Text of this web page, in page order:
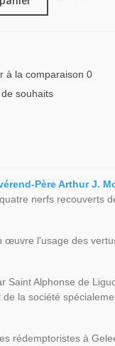
à la comparaison 0
souhaits
Père Arthur J.
nerfs recouverts
œuvre l'usage des
Saint Alphonse de
la société
rédemptoristes à